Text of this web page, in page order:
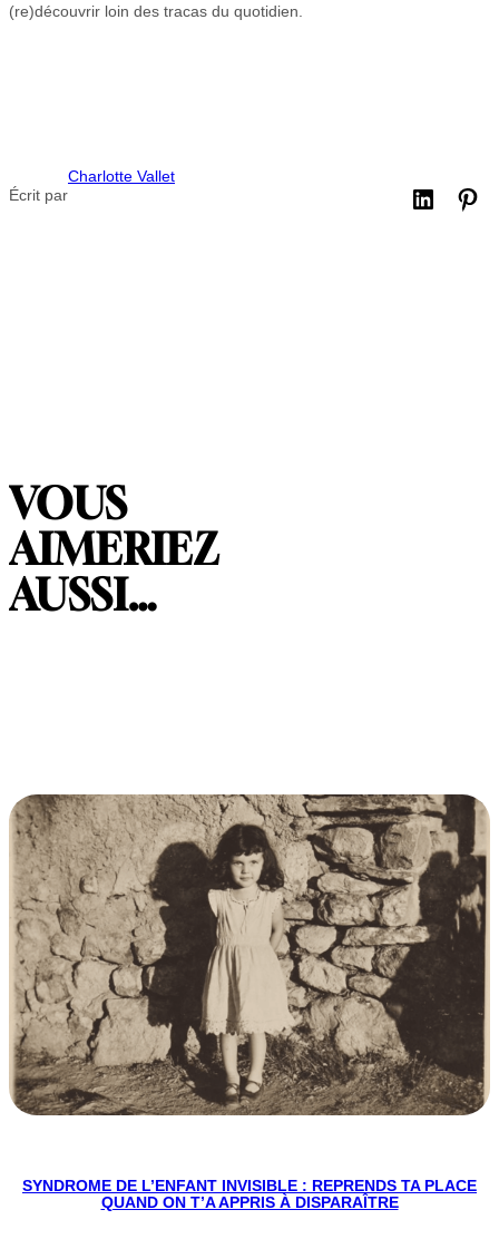
(re)découvrir loin des tracas du quotidien.
Écrit par
Charlotte Vallet
VOUS
AIMERIEZ
AUSSI…
SYNDROME DE L’ENFANT INVISIBLE : REPRENDS TA PLACE
QUAND ON T’A APPRIS À DISPARAÎTRE